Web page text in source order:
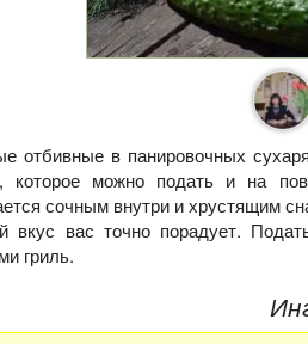
отбивные в панировочных
которое можно подать и на
сочным внутри и хрустящим
вкус вас точно порадует.
гриль.